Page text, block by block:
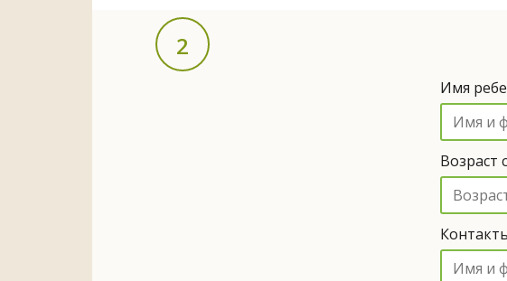
2
Имя
Возраст